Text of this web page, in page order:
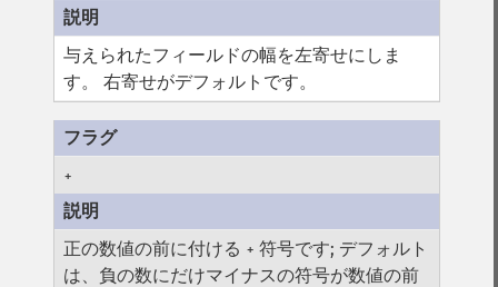
与えられたフィールドの幅を左寄せにしま
す。 右寄せがデフォルトです。
+
正の数値の前に付ける + 符号です; デフォルト
は、負の数にだけマイナスの符号が数値の前